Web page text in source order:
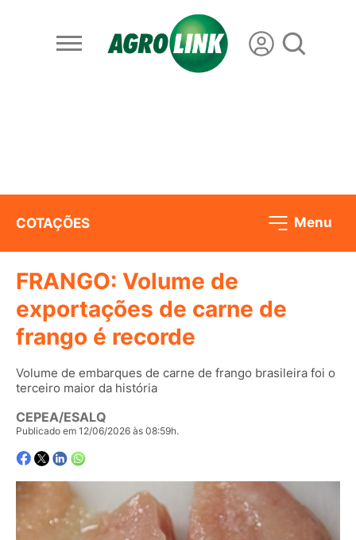
COTAÇÕES Menu
FRANGO: Volume de
exportações de carne de
frango é recorde
Volume de embarques de carne de frango brasileira foi o
terceiro maior da história
CEPEA/ESALQ
Publicado em 12/06/2026 às 08:59h.